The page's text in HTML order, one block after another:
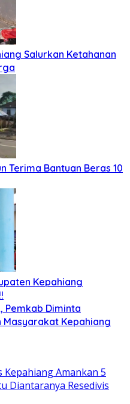
Salurkan Ketahanan
Terima Bantuan Beras 10
Kepahiang
Pemkab Diminta
Masyarakat Kepahiang